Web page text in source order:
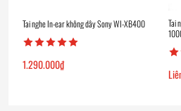
Tai nghe In-ear không dây Sony WI-XB400
1.290.000₫
Tai